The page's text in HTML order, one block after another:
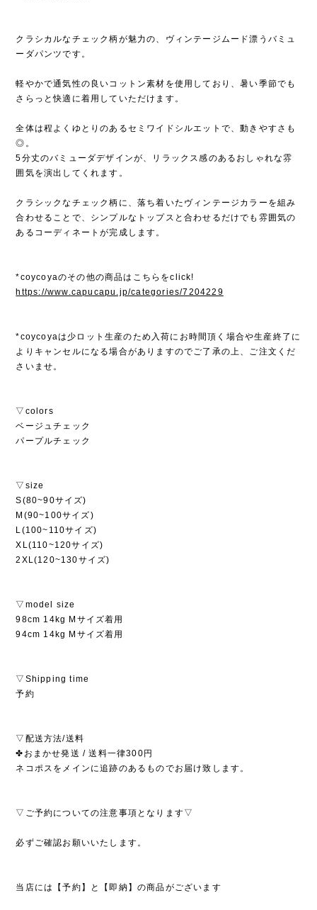
クラシカルなチェック柄が魅力の、ヴィンテージムード漂うバミュ
ーダパンツです。
軽やかで通気性の良いコットン素材を使用しており、暑い季節でも
さらっと快適に着用していただけます。
全体は程よくゆとりのあるセミワイドシルエットで、動きやすさも
◎。
5分丈のバミューダデザインが、リラックス感のあるおしゃれな雰
囲気を演出してくれます。
クラシックなチェック柄に、落ち着いたヴィンテージカラーを組み
合わせることで、シンプルなトップスと合わせるだけでも雰囲気の
あるコーディネートが完成します。
*coycoyaのその他の商品はこちらをclick!
https://www.capucapu.jp/categories/7204229
*coycoyaは少ロット生産のため入荷にお時間頂く場合や生産終了に
よりキャンセルになる場合がありますのでご了承の上、ご注文くだ
さいませ。
▽colors
ベージュチェック
パープルチェック
▽size
S(80~90サイズ)
M(90~100サイズ)
L(100~110サイズ)
XL(110~120サイズ)
2XL(120~130サイズ)
▽model size
98cm 14kg Mサイズ着用
94cm 14kg Mサイズ着用
▽Shipping time
予約
▽配送方法/送料
✤おまかせ発送 / 送料一律300円
ネコポスをメインに追跡のあるものでお届け致します。
▽ご予約についての注意事項となります▽
必ずご確認お願いいたします。
当店には【予約】と【即納】の商品がございます